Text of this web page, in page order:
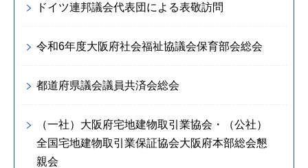
ドイツ連邦議会代表団による表敬訪問
令和6年度大阪府社会福祉協議会保育部会総会
都道府県議会議員共済会総会
（一社）大阪府宅地建物取引業協会・（公社）
全国宅地建物取引業保証協会大阪府本部総会懇
親会